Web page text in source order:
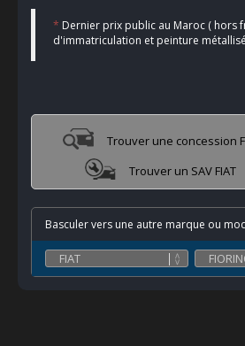
* Dernier prix public au Maroc ( hors
d'immatriculation et peinture
Trouver une concession
Trouver un SAV FIAT
Basculer vers une autre marque ou